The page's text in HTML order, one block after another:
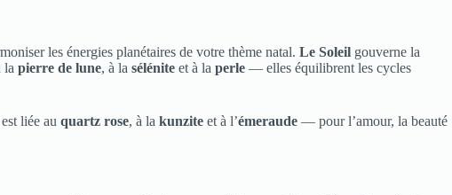
les énergies planétaires de votre thème natal. Le Soleil gouverne la
la pierre de lune, à la sélénite et à la perle — elles équilibrent les cycles
est liée au quartz rose, à la kunzite et à l’émeraude — pour l’amour, la beauté